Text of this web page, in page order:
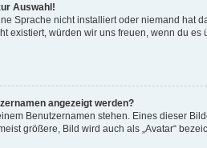
Auswahl!
Sprache nicht installiert oder niemand hat
existiert, würden wir uns freuen, wenn du
angezeigt werden?
Benutzernamen stehen. Eines dieser
größere, Bild wird auch als „Avatar“